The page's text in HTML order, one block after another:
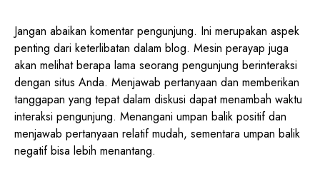
Jangan abaikan komentar pengunjung. Ini merupakan aspek
penting dari keterlibatan dalam blog. Mesin perayap juga
akan melihat berapa lama seorang pengunjung berinteraksi
dengan situs Anda. Menjawab pertanyaan dan memberikan
tanggapan yang tepat dalam diskusi dapat menambah waktu
interaksi pengunjung. Menangani umpan balik positif dan
menjawab pertanyaan relatif mudah, sementara umpan balik
negatif bisa lebih menantang.